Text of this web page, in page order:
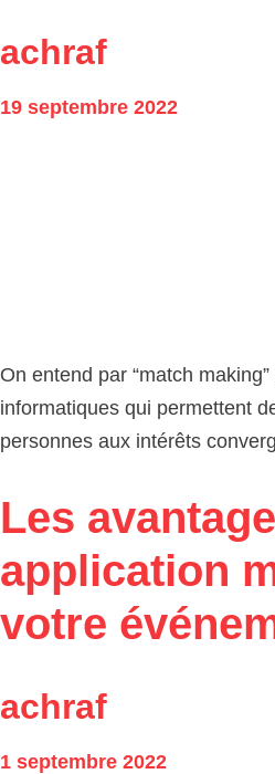
achraf
19 septembre 2022
On entend par “match
informatiques qui permettent
personnes aux intérêts
Les
application
votre
achraf
1 septembre 2022